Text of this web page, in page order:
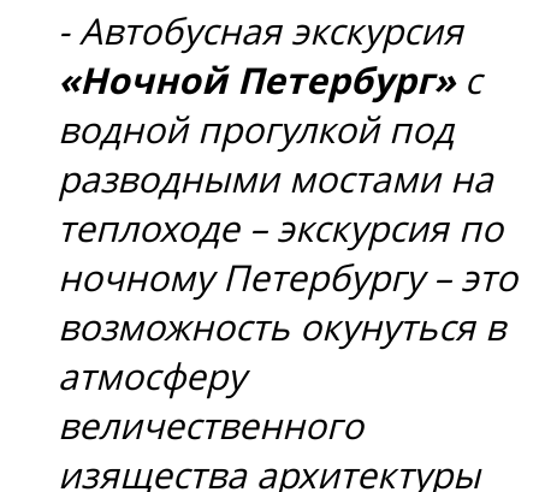
- Автобусная экскурсия
«Ночной Петербург»с
водной прогулкой под
разводными мостами на
теплоходе – экскурсия по
ночному Петербургу – это
возможность окунуться в
атмосферу
величественного
изящества архитектуры